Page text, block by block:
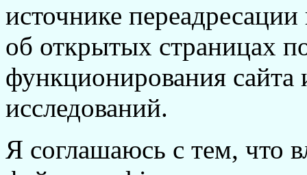
источнике переадресации
об открытых страницах
функционирования сайта
исследований.
Я соглашаюсь с тем, что